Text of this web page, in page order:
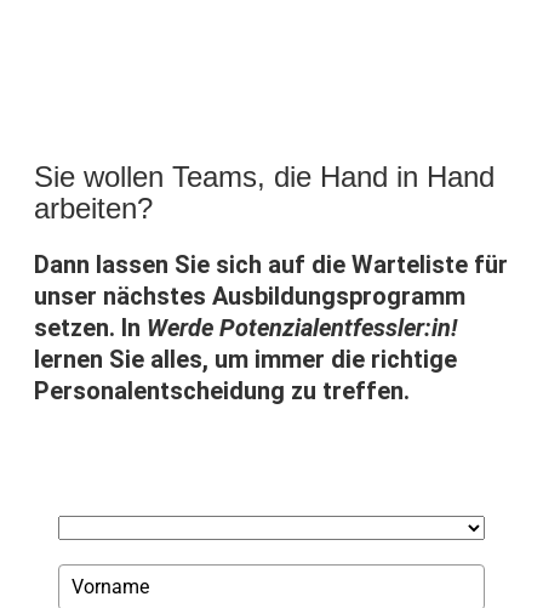
Sie wollen Teams, die Hand in Hand
arbeiten?
Dann lassen Sie sich auf die Warteliste für
unser nächstes Ausbildungsprogramm
setzen. In Werde Potenzialentfessler:in!
lernen Sie alles, um immer die richtige
Personalentscheidung zu treffen.